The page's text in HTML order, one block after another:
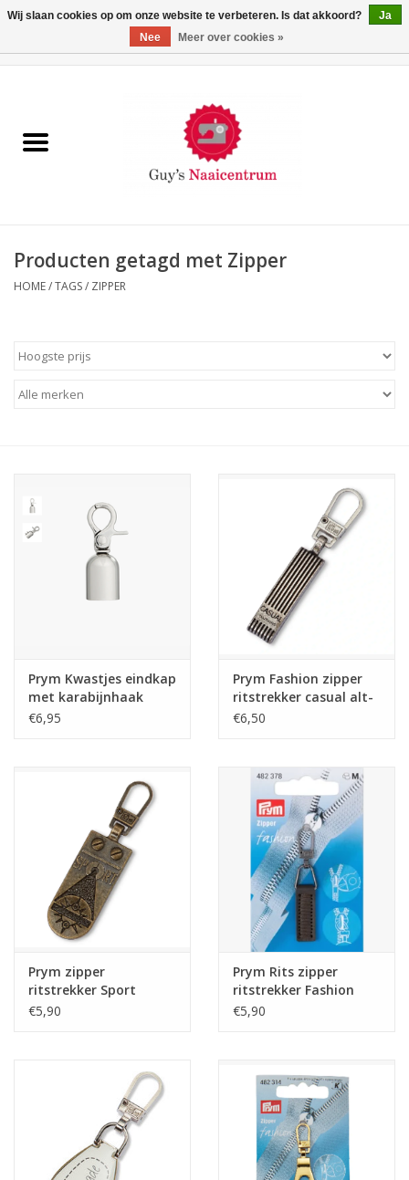
Machines
Paspoppen
Opbergsystemen
Stoffen
Breien en haken
Sale / Coupons
Guy's blog
Loyalty
Producten getagd met Zipper
HOME/TAGS/ ZIPPER
Prym Kwastjes eindkap
met karabijnhaak
zilver
€6,95
Prym Fashion zipper
ritstrekker casual alt-
zilver
€6,50
Prym zipper
ritstrekker Sport
€5,90
Prym Rits zipper
ritstrekker Fashion
leder donkerbruin
€5,90
Wij slaan cookies op om onze website te verbeteren. Is dat akkoord?
Ja
Nee
Meer over cookies »